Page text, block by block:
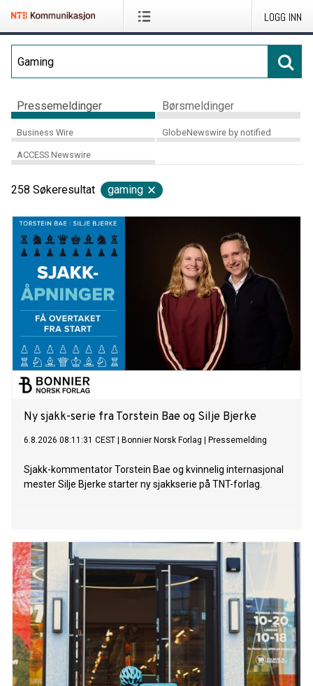
LOGG INN
Pressemeldinger Børsmeldinger
Business Wire GlobeNewswire by notified
ACCESS Newswire
258 Søkeresultat gaming
Ny sjakk-serie fra Torstein Bae og Silje Bjerke
6.8.2026 08:11:31 CEST Bonnier Norsk Forlag Pressemelding
Sjakk-kommentator Torstein Bae og kvinnelig internasjonal
mester Silje Bjerke starter ny sjakkserie på TNT-forlag.